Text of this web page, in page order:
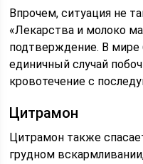
Впрочем, ситуация не
«Лекарства и молоко
подтверждение. В мире
единичный случай
кровотечение с
Цитрамон
Цитрамон также
грудном